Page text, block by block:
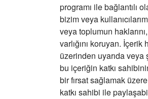
programı ile bağlantılı
bizim veya
veya toplumun
varlığını koruyan. İçerik
üzerinden uyarıda veya
bu içeriğin katkı
bir fırsat sağlamak
katkı sahibi ile